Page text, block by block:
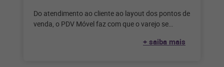
Do atendimento ao cliente ao layout dos pontos de
venda, o PDV Móvel faz com que o varejo se
+ saiba mais